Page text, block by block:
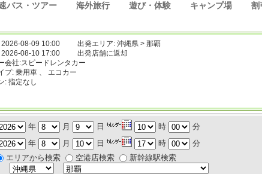
バス・ツアー 海外旅行 遊び・体験 キャンプ場 割
2026-08-09 10:00
出発エリア: 沖縄県 > 那覇
2026-08-10 17:00
出発店舗に返却
会社:スピードレンタカー
プ: 乗用車 、 エコカー
: 指定なし
年 月 日 時
分
年 月 日 時
分
エリアから検索 空港店検索 新幹線駅検索